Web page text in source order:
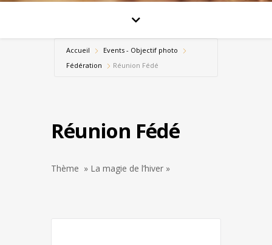
Accueil
Events - Objectif photo
Fédération
Réunion Fédé
Réunion Fédé
Thème » La magie de l’hiver »